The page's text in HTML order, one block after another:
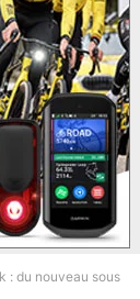
: du nouveau sous